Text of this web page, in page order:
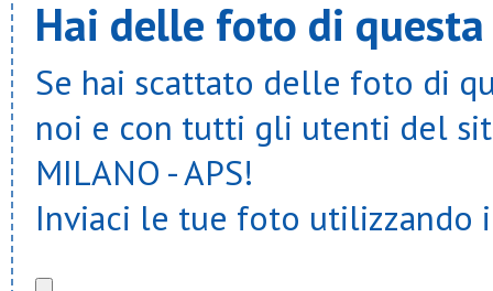
Hai delle foto di
Se hai scattato delle foto di
noi e con tutti gli utenti del sito
MILANO - APS!
Inviaci le tue foto utilizzando